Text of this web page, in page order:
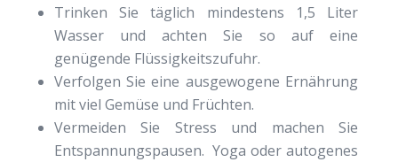
Trinken Sie täglich mindestens 1,5 Liter
Wasser und achten Sie so auf eine
genügende Flüssigkeitszufuhr.
Verfolgen Sie eine ausgewogene Ernährung
mit viel Gemüse und Früchten.
Vermeiden Sie Stress und machen Sie
Entspannungspausen. Yoga oder autogenes